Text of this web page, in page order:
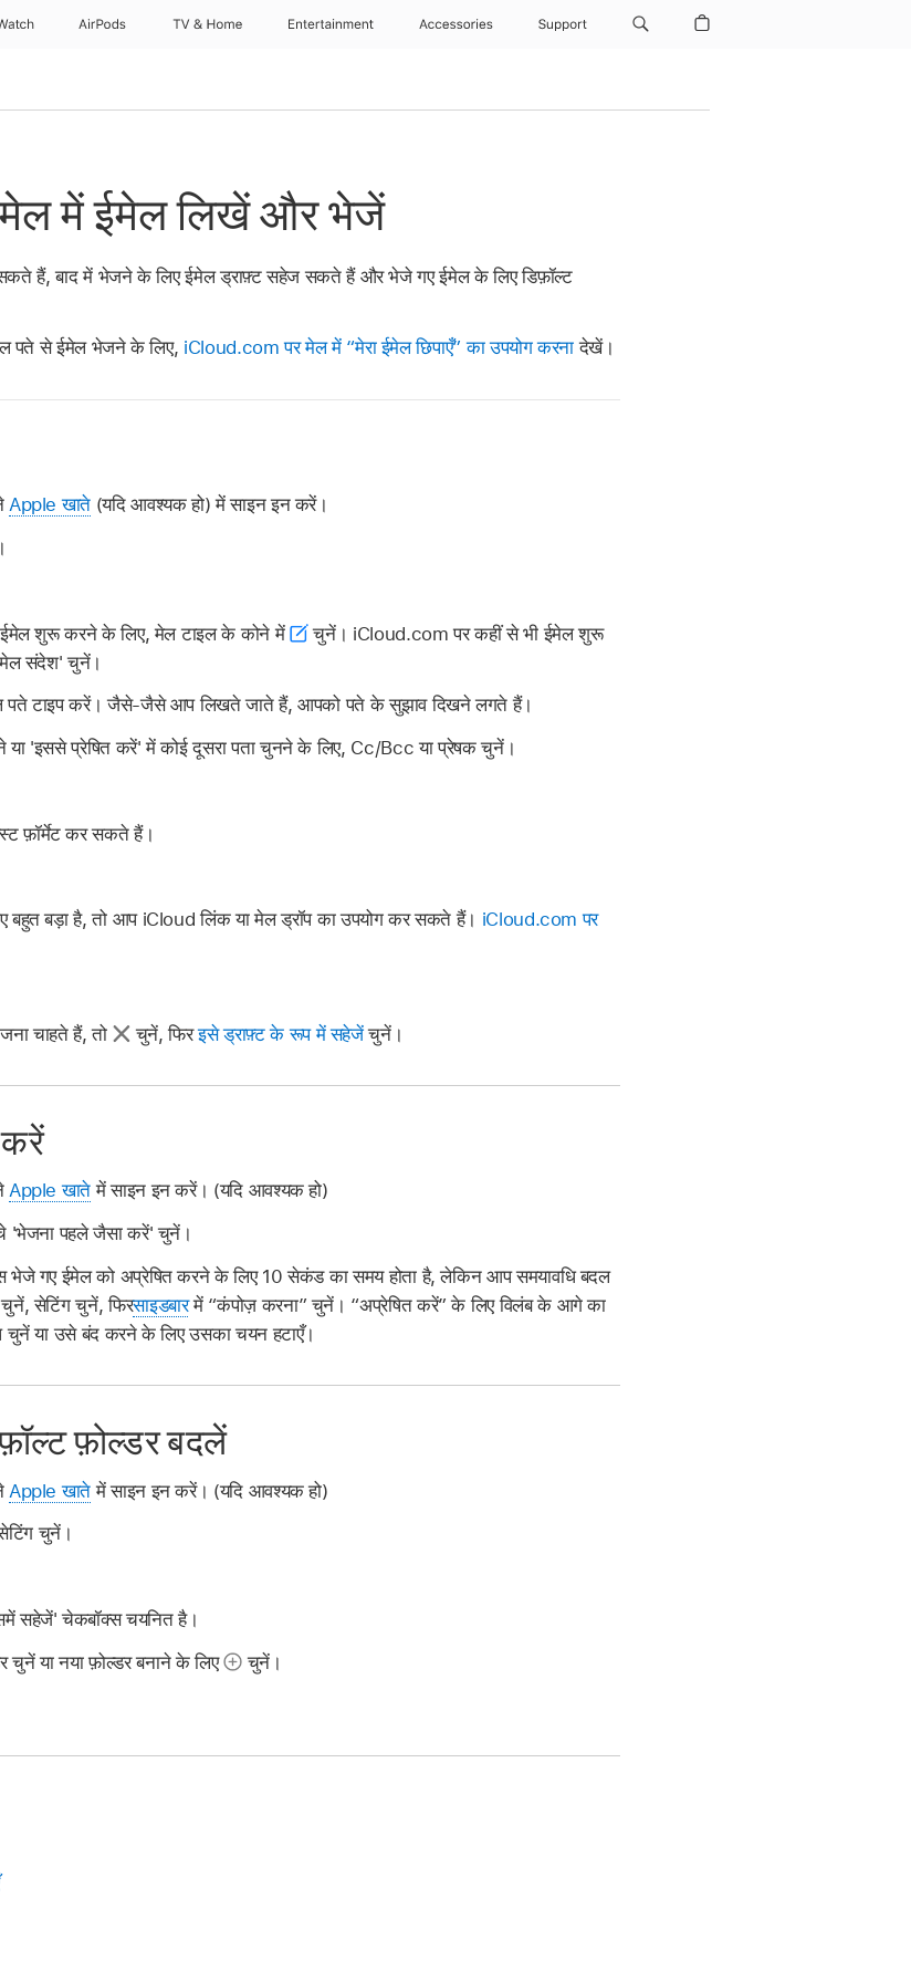
AirPods TV & Home Entertainment Accessories Support
में ईमेल लिखें और भेजें
हैं, बाद में भेजने के लिए ईमेल ड्राफ़्ट सहेज सकते हैं और भेजे गए ईमेल के लिए डिफ़ॉल्ट
पते से ईमेल भेजने के लिए, iCloud.com पर मेल में “मेरा ईमेल छिपाएँ” का उपयोग करना देखें।
Apple खाते (यदि आवश्यक हो) में साइन इन करें।
शुरू करने के लिए, मेल टाइल के कोने में
चुनें। iCloud.com पर कहीं से भी ईमेल शुरू
संदेश' चुनें।
पते टाइप करें। जैसे-जैसे आप लिखते जाते हैं, आपको पते के सुझाव दिखने लगते हैं।
'इससे प्रेषित करें' में कोई दूसरा पता चुनने के लिए, Cc/Bcc या प्रेषक चुनें।
फ़ॉर्मेट कर सकते हैं।
बड़ा है, तो आप iCloud लिंक या मेल ड्रॉप का उपयोग कर सकते हैं। iCloud.com पर
चाहते हैं, तो चुनें, फिरइसे ड्राफ़्ट के रूप में सहेजेंचुनें।
करें
Apple खाते में साइन इन करें। (यदि आवश्यक हो)
'भेजना पहले जैसा करें' चुनें।
भेजे गए ईमेल को अप्रेषित करने के लिए 10 सेकंड का समय होता है, लेकिन आप समयावधि बदल
सेटिंग चुनें, फिरसाइडबारमें “कंपोज़ करना” चुनें। “अप्रेषित करें” के लिए विलंब के आगे का
चुनें या उसे बंद करने के लिए उसका चयन हटाएँ।
फ़ोल्डर बदलें
Apple खाते में साइन इन करें। (यदि आवश्यक हो)
चुनें।
सहेजें' चेकबॉक्स चयनित है।
चुनें या नया फ़ोल्डर बनाने के लिए
चुनें।